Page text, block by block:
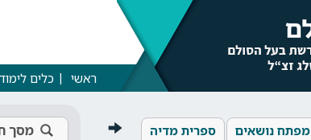
ראשי כלים
מפתח נושאים ספרית מדיה מסך